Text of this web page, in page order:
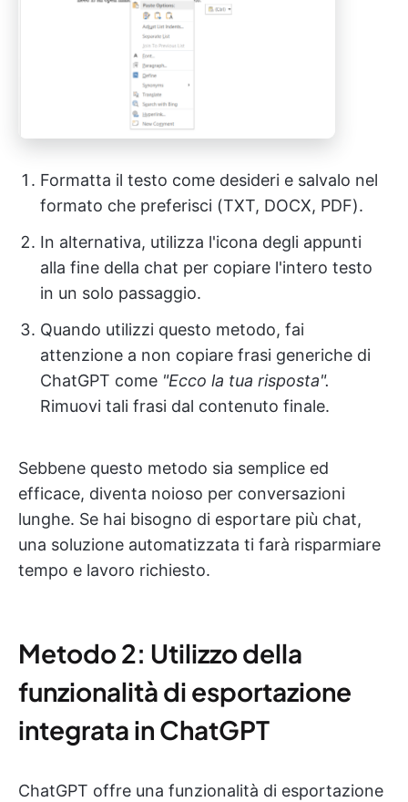
Formatta il testo come desideri e salvalo nel
formato che preferisci (TXT, DOCX, PDF).
In alternativa, utilizza l'icona degli appunti
alla fine della chat per copiare l'intero testo
in un solo passaggio.
Quando utilizzi questo metodo, fai
attenzione a non copiare frasi generiche di
ChatGPT come "Ecco la tua risposta".
Rimuovi tali frasi dal contenuto finale.
Sebbene questo metodo sia semplice ed
efficace, diventa noioso per conversazioni
lunghe. Se hai bisogno di esportare più chat,
una soluzione automatizzata ti farà risparmiare
tempo e lavoro richiesto.
Metodo 2: Utilizzo della
funzionalità di esportazione
integrata in ChatGPT
ChatGPT offre una funzionalità di esportazione